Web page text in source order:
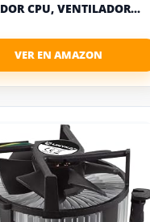
CPU, VENTILADOR...